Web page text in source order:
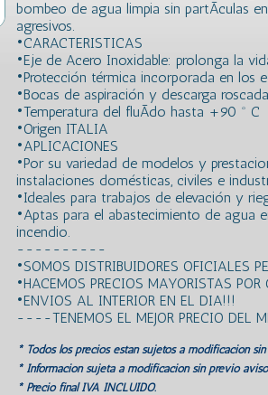
bombeo de agua limpia sin partÃ­culas
agresivos.
•CARACTERISTICAS
•Eje de Acero Inoxidable: prolonga la
•Protección térmica incorporada en los
•Bocas de aspiración y descarga
•Temperatura del fluÃ­do hasta +90 º C
•Origen ITALIA
•APLICACIONES
•Por su variedad de modelos y
instalaciones domésticas, civiles e
•Ideales para trabajos de elevación y
•Aptas para el abastecimiento de agua
incendio.
----------
•SOMOS DISTRIBUIDORES OFICIALES
•HACEMOS PRECIOS MAYORISTAS
•ENVIOS AL INTERIOR EN EL DIA!!!
----TENEMOS EL MEJOR PRECIO
* Todos los precios estan sujetos a modificación
* Información sujeta a modificación sin previo
* Precio final IVA INCLUIDO.